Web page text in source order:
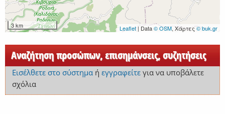
3 km Leaflet | Data© OSM, Χάρτες © buk.gr
Αναζήτηση προσώπων, επισημάνσεις, συζητήσεις
Εισέλθετε στο σύστημαή εγγραφείτεγια να υποβάλετε
σχόλια